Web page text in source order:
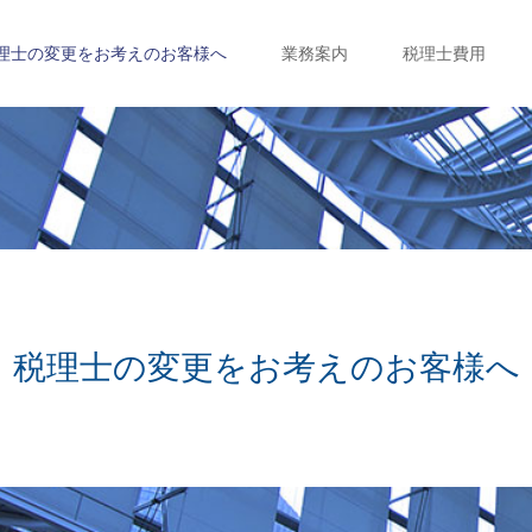
士の変更をお考えのお客様へ 業務案内 税理士費用
税理士の変更をお考えのお客様へ